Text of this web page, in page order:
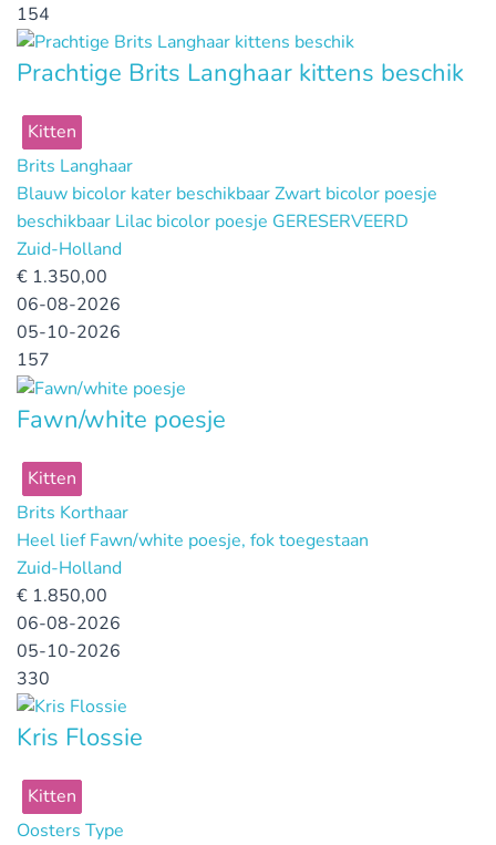
154
Prachtige Brits Langhaar kittens beschik
Kitten
Brits Langhaar
Blauw bicolor kater beschikbaar Zwart bicolor poesje
beschikbaar Lilac bicolor poesje GERESERVEERD
Zuid-Holland
€ 1.350,00
06-08-2026
05-10-2026
157
Fawn/white poesje
Kitten
Brits Korthaar
Heel lief Fawn/white poesje, fok toegestaan
Zuid-Holland
€ 1.850,00
06-08-2026
05-10-2026
330
Kris Flossie
Kitten
Oosters Type